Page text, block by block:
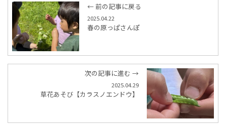
← 前の記事に戻る
2025.04.22
春の原っぱさんぽ
次の記事に進む →
2025.04.29
草花あそび【カラスノエンドウ】